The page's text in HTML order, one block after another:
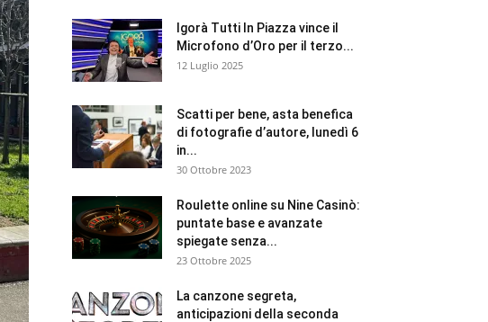
Igorà Tutti In Piazza vince il
Microfono d’Oro per il terzo...
12 Luglio 2025
Scatti per bene, asta benefica
di fotografie d’autore, lunedì 6
in...
30 Ottobre 2023
Roulette online su Nine Casinò:
puntate base e avanzate
spiegate senza...
23 Ottobre 2025
La canzone segreta,
anticipazioni della seconda